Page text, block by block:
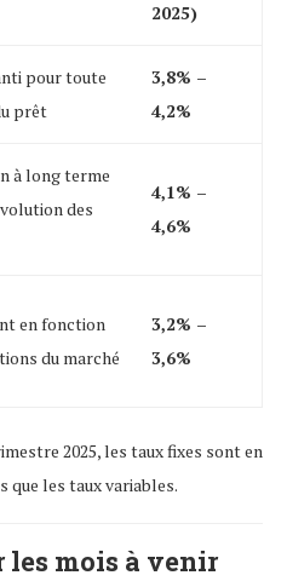
2025)
pour toute
prêt
3,8% –
4,2%
à long terme
des
4,1% –
4,6%
en fonction
du marché
3,2% –
3,6%
2025, les taux fixes sont en
que les taux variables.
les mois à venir